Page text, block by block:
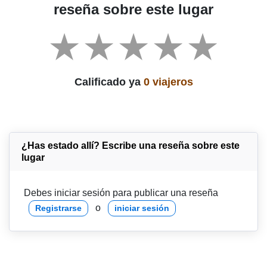
reseña sobre este lugar
Calificado ya 0 viajeros
¿Has estado allí? Escribe una reseña sobre este
lugar
Debes iniciar sesión para publicar una reseña
Registrarse o iniciar sesión